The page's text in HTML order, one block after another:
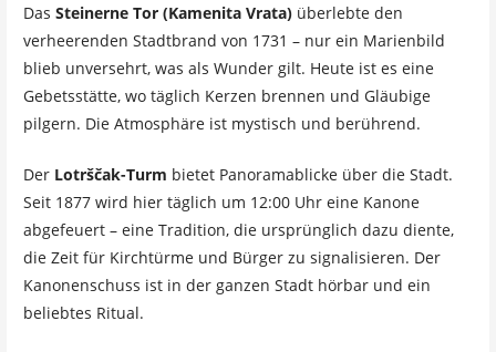
Das Steinerne Tor (Kamenita Vrata)überlebte den
verheerenden Stadtbrand von 1731 – nur ein Marienbild
blieb unversehrt, was als Wunder gilt. Heute ist es eine
Gebetsstätte, wo täglich Kerzen brennen und Gläubige
pilgern. Die Atmosphäre ist mystisch und berührend.
Der Lotrščak-Turm bietet Panoramablicke über die Stadt.
Seit 1877 wird hier täglich um 12:00 Uhr eine Kanone
abgefeuert – eine Tradition, die ursprünglich dazu diente,
die Zeit für Kirchtürme und Bürger zu signalisieren. Der
Kanonenschuss ist in der ganzen Stadt hörbar und ein
beliebtes Ritual.